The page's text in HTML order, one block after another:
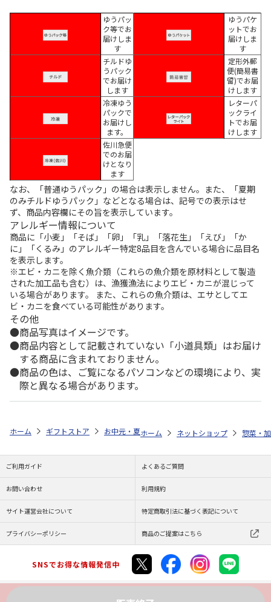
ゆうパッ
ク等でお
届けしま
す
ゆうパケ
ットでお
届けしま
す
チルドゆ
うパック
でお届け
します
定形外郵
便(簡易書
留)でお届
けします
冷凍ゆう
パックで
お届けし
ます。
レターパ
ックライ
トでお届
けします
佐川急便
でのお届
けとなり
ます
なお、「普通ゆうパック」の場合は表示しません。また、「夏期
のみチルドゆうパック」などとなる場合は、記号での表示はせ
ず、商品内容欄にその旨を表示しています。
アレルギー情報について
商品に「小麦」「そば」「卵」「乳」「落花生」「えび」「か
に」「くるみ」のアレルギー特定8品目を含んでいる場合に品目名
を表示します。
※エビ・カニを除く魚介類（これらの魚介類を原材料として製造
された加工品も含む）は、漁獲漁法によりエビ・カニが混じって
いる場合があります。 また、これらの魚介類は、エサとしてエ
ビ・カニを食べている可能性があります。
その他
商品写真はイメージです。
商品内容として記載されていない「小道具類」はお届け
する商品に含まれておりません。
商品の色は、ご覧になるパソコンなどの環境により、実
際と異なる場合があります。
ホーム ギフトストア お中元・夏ギフト特集 2026 ゆうゆうギフト
ホーム ネットショップ 惣菜・
ご利用ガイド よくあるご質問
お問い合わせ 利用規約
サイト運営会社について 特定商取引法に基づく表記について
プライバシーポリシー 商品のご提案はこちら
SNSでお得な情報発信中